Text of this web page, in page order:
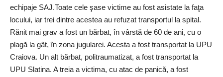
echipaje SAJ.Toate cele şase victime au fost asistate la faţa
locului, iar trei dintre acestea au refuzat transportul la spital.
Rănit mai grav a fost un bărbat, în vârstă de 60 de ani, cu o
plagă la gât, în zona jugularei. Acesta a fost transportat la UPU
Craiova. Un alt bărbat, politraumatizat, a fost transportat la
UPU Slatina. A treia a victima, cu atac de panică, a fost